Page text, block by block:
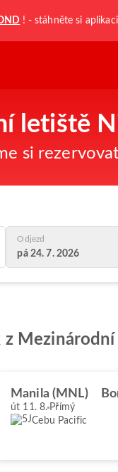
! - stáhněte si
letiště
si
Odjezd
pá 24. 7. 2026
Manila (MNL)
út 11. 8. Přímý
Cebu Pacific